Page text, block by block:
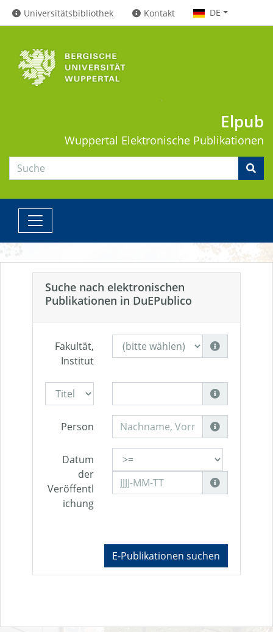
Universitätsbibliothek Kontakt DE
Elpub
Wuppertal Elektronische Publikationen
Suche nach elektronischen
Publikationen in DuEPublico
Fakultät,
Institut
Person
Datum
der
Veröffentl
ichung
E-Publikationen suchen